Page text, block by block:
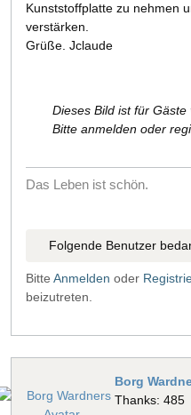
Kunststoffplatte zu nehmen
verstärken.
Grüße. Jclaude
Dieses Bild ist für Gäste
Bitte anmelden oder
Das Leben ist schön.
Folgende Benutzer
Bitte Anmelden oder
beizutreten.
Borg
Thanks: 485